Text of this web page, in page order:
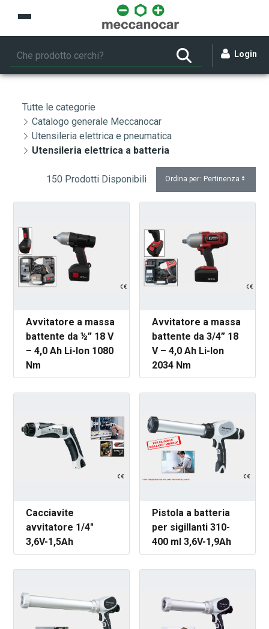
Skip to Main Content
Login
Tutte le categorie
Catalogo generale Meccanocar
Utensileria elettrica e pneumatica
Utensileria elettrica a batteria
150 Prodotti Disponibili Ordina per: Pertinenza
Avvitatore a massa
battente da ½” 18 V
– 4,0 Ah Li-Ion 1080
Nm
Avvitatore a massa
battente da 3/4” 18
V – 4,0 Ah Li-Ion
2034 Nm
Cacciavite
avvitatore 1/4"
3,6V-1,5Ah
Pistola a batteria
per sigillanti 310-
400 ml 3,6V-1,9Ah